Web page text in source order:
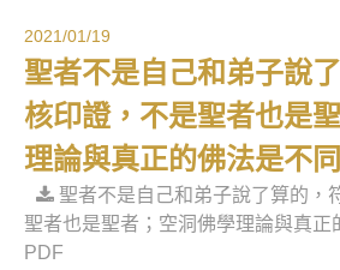
2021/01/19
聖者不是自己和弟子說
核印證，不是聖者也是
理論與真正的佛法是不
聖者不是自己和弟子說了算的，
聖者也是聖者；空洞佛學理論與真正
PDF